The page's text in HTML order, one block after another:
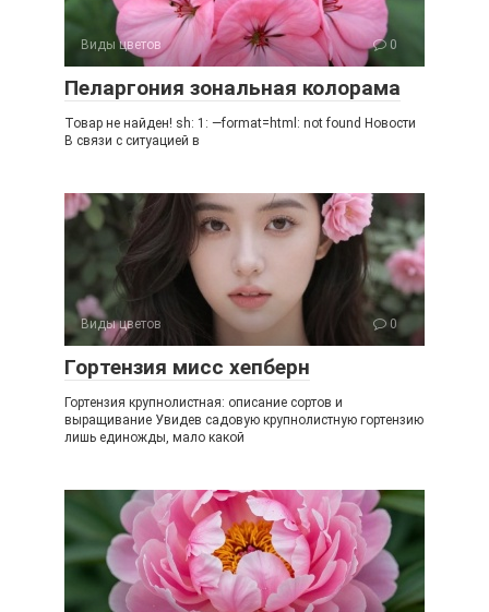
Виды цветов 0
Пеларгония зональная колорама
Товар не найден! sh: 1: —format=html: not found Новости
В связи с ситуацией в
Виды цветов 0
Гортензия мисс хепберн
Гортензия крупнолистная: описание сортов и
выращивание Увидев садовую крупнолистную гортензию
лишь единожды, мало какой